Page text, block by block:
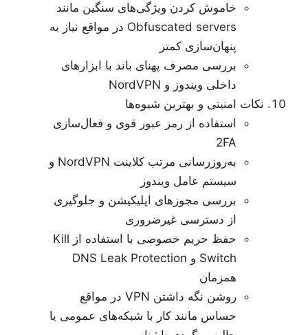
خاموش کردن ویژگی‌های سنگین مانند
Obfuscated servers در مواقع نیاز به
پنهان‌سازی کمتر
بررسی مصرف پهنای باند با ابزارهای
داخلی ویندوز و NordVPN
نکات امنیتی و بهترین شیوه‌ها
استفاده از رمز عبور قوی و فعال‌سازی
2FA
به‌روزرسانی مرتب کلاینت NordVPN و
سیستم عامل ویندوز
بررسی مجوزهای اپلیکیشن و جلوگیری
از دسترسی غیرضروری
حفظ حریم خصوصی با استفاده از Kill
Switch و DNS Leak Protection
همزمان
روشن نگه داشتن VPN در مواقع
حساس مانند کار با شبکه‌های عمومی یا